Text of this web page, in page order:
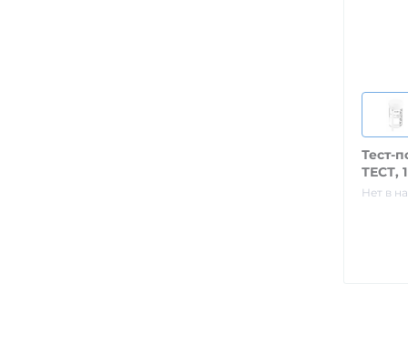
Тест-
ТЕСТ,
Нет в